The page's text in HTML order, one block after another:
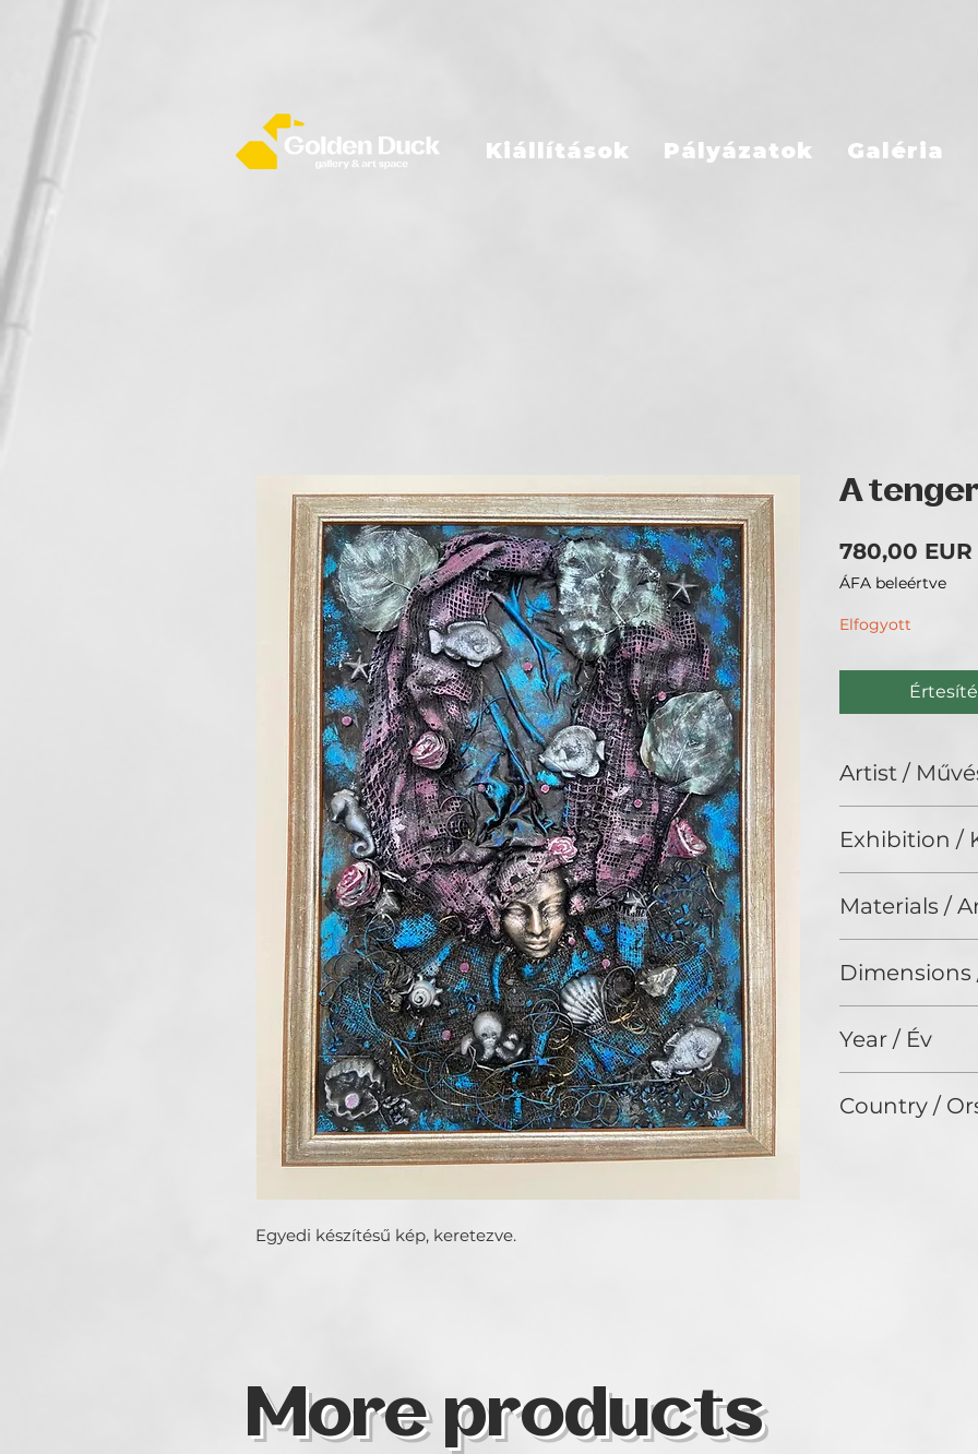
Kiállítások Pályázatok Galéria
Egyedi készítésű kép, keretezve.
A
780,00 EUR
ÁFA beleértve
Elfogyott
Artist /
Dekorációs
Exhibition /
Materials /
materials //
Dimensions
Year / Év
Country /
More products